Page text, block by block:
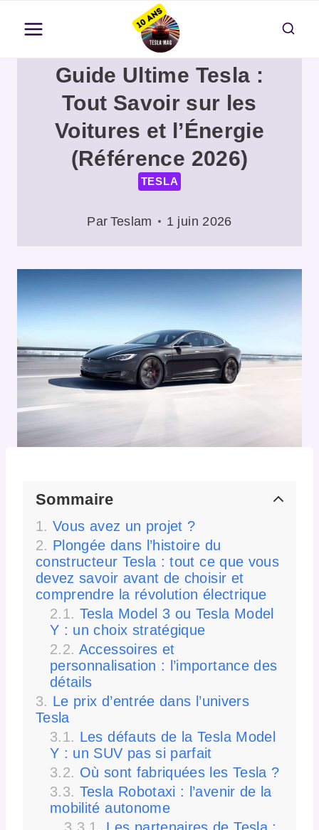
contenu
Guide Ultime Tesla :
Tout Savoir sur les
Voitures et l’Énergie
(Référence 2026)
TESLA
Par Teslam 1 juin 2026
Sommaire
Vous avez un projet ?
Plongée dans l’histoire du
constructeur Tesla : tout ce que vous
devez savoir avant de choisir et
comprendre la révolution électrique
Tesla Model 3 ou Tesla Model
Y : un choix stratégique
Accessoires et
personnalisation : l’importance des
détails
Le prix d’entrée dans l’univers
Tesla
Les défauts de la Tesla Model
Y : un SUV pas si parfait
Où sont fabriquées les Tesla ?
Tesla Robotaxi : l’avenir de la
mobilité autonome